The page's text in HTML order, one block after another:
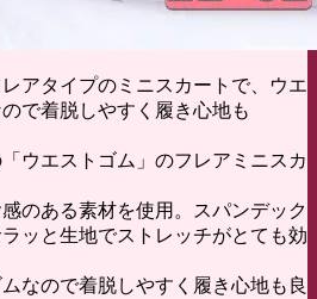
アタイプのミニスカートで、ウエ
で着脱しやすく履き心地も
ウエストゴム」のフレアミニスカ
のある素材を使用。スパンデック
ッと生地でストレッチがとても効
なので着脱しやすく履き心地も良